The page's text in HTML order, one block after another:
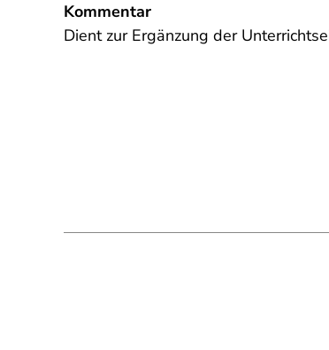
Kommentar
Dient zur Ergänzung der